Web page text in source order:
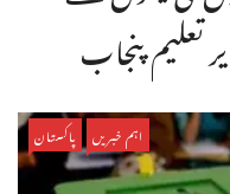
تعلیم پنجاب
اہم خبریں پاکستان